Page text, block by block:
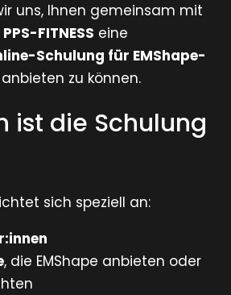
uns, Ihnen gemeinsam mit
PPS-FITNESS eine
Schulung für EMShape-
anbieten zu können.
ist die Schulung
sich speziell an:
, die EMShape anbieten oder